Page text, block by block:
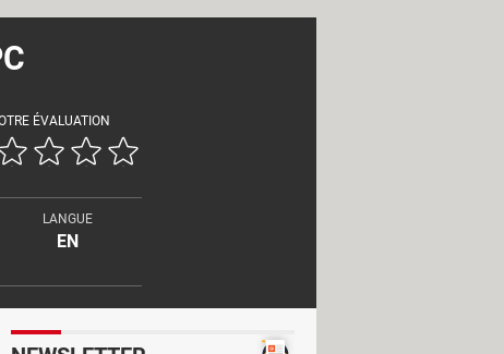
ÉVALUATION
LANGUE
EN